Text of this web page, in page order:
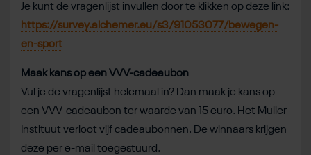
Je kunt de vragenlijst invullen door te klikken op deze link:
https://survey.alchemer.eu/s3/91053077/bewegen-
en-sport
Maak kans op een VVV-cadeaubon
Vul je de vragenlijst helemaal in? Dan maak je kans op
een VVV-cadeaubon ter waarde van 15 euro. Het Mulier
Instituut verloot vijf cadeaubonnen. De winnaars krijgen
deze per e-mail toegestuurd.